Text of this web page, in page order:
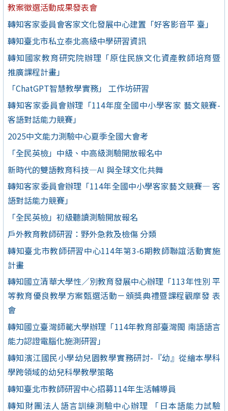
教案徵選活動成果發表會
轉知客家委員會客家文化發展中心建置「好客影音平 臺」
轉知臺北市私立泰北高級中學研習資訊
轉知國家教育研究院辦理「原住民族文化資產教師培育暨
推廣課程計畫」
「ChatGPT智慧教學實務」 工作坊研習
轉知客家委員會辦理「114年度全國中小學客家 藝文競賽-
客語對話能力競賽」
2025中文能力測驗中心夏季全國大會考
「全民英檢」中級、中高級測驗開放報名中
新時代的雙語教育科技—AI 與全球文化共舞
轉知客家委員會辦理「114年全國中小學客家藝文競賽— 客
語對話能力競賽」
「全民英檢」初級聽讀測驗開放報名
戶外教育教師研習：野外急救及檢傷 分類
轉知臺北市教師研習中心114年第3-6期教師聯誼活動實施
計畫
轉知國立清華大學性／別教育發展中心辦理「113年性別 平
等教育優良教學方案甄選活動－頒獎典禮暨課程觀摩發 表
會
轉知國立臺灣師範大學辦理「114年教育部臺灣閩 南語語言
能力認證電腦化施測研習」
轉知濱江國民小學幼兒園教學實務研討-『幼』從繪本學科
學跨領域的幼兒科學教學策略
轉知臺北市教師研習中心招募114年生活輔導員
轉知財團法人語言訓練測驗中心辦理 「日本語能力試驗